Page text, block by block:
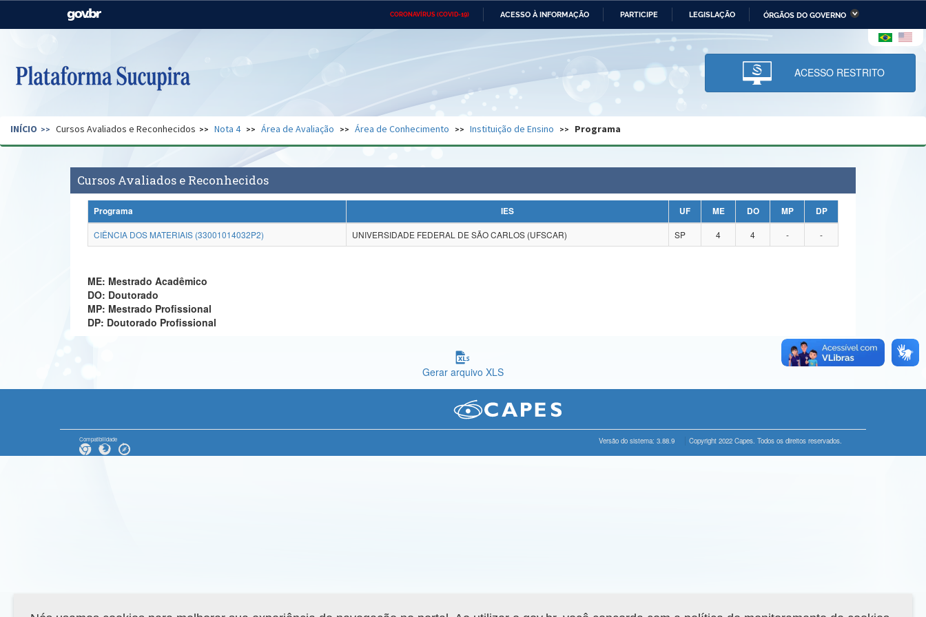
CORONAVÍRUS (COVID-19) ACESSO À INFORMAÇÃO PARTICIPE LEGISLAÇÃO ÓRGÃOS DO GOVERNO
Casa Civil Ministério das Relações Ministério da Economia Ministério da Infraestrutura
Pecuária e Abastecimento
Ministério da Ciência,
Tecnologia, Inovações e
Comunicações
Ministério do Desenvolvimento
Regional e dos Direitos Humanos
Secretaria de Governo Gabinete de Segurança Advocacia-Geral da União Banco Central do Brasil Planalto
ACESSO RESTRITO
INÍCIO Cursos Avaliados e Reconhecidos Nota 4 Área de Avaliação Área de Conhecimento Instituição de Ensino Programa
Cursos Avaliados e Reconhecidos
Programa IES UF ME DO MP
DP
CIÊNCIA DOS MATERIAIS (33001014032P2)
UNIVERSIDADE FEDERAL DE SÃO CARLOS (UFSCAR) SP 4 4 - -
ME: Mestrado Acadêmico
DO: Doutorado
MP: Mestrado Profissional
DP: Doutorado Profissional
Gerar arquivo XLS
Compatibilidade Versão do sistema: 3.88.9 Copyright 2022 Capes. Todos os direitos reservados.